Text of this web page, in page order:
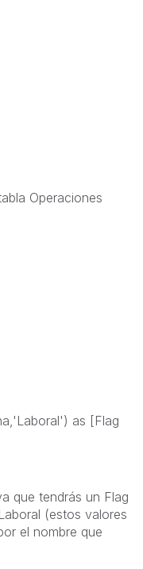
Operaciones
as [Flag
que tendrás un Flag
(estos valores
el nombre que